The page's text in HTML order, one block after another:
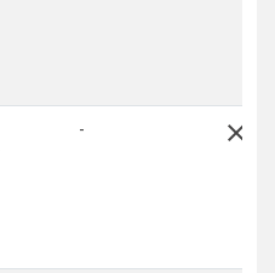
- close